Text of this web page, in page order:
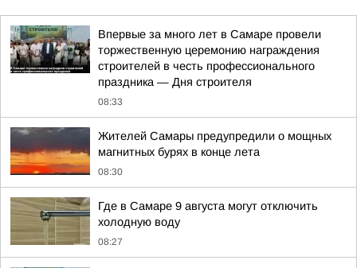
Впервые за много лет в Самаре провели
торжественную церемонию награждения
строителей в честь профессионального
праздника — Дня строителя
08:33
Жителей Самары предупредили о мощных
магнитных бурях в конце лета
08:30
Где в Самаре 9 августа могут отключить
холодную воду
08:27